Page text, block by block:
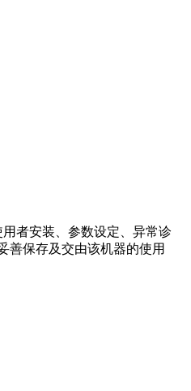
者安装、参数设定、异常诊
善保存及交由该机器的使用